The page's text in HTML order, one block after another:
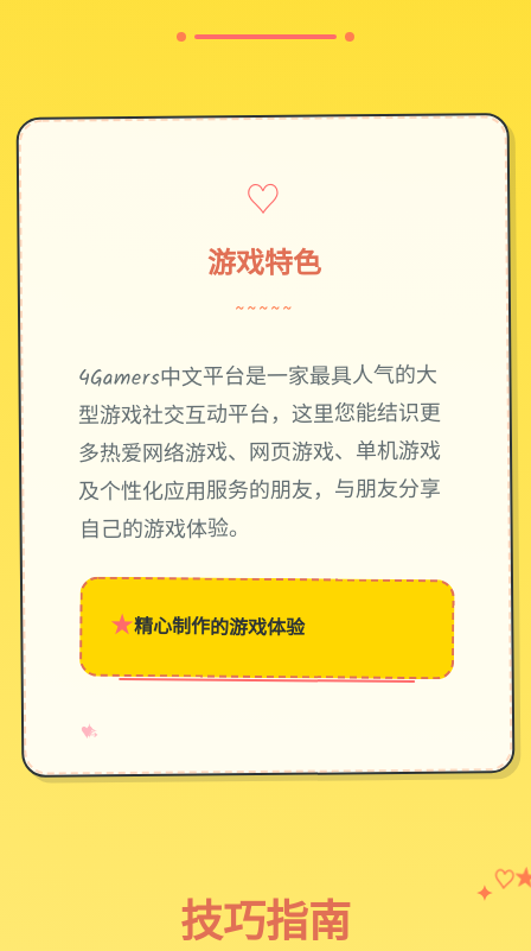
♡
游戏特色
~~~~~
4Gamers中文平台是一家最具人气的大
型游戏社交互动平台，这里您能结识更
多热爱网络游戏、网页游戏、单机游戏
及个性化应用服务的朋友，与朋友分享
自己的游戏体验。
★精心制作的游戏体验
♥
✧
→
技巧指南
✦♡